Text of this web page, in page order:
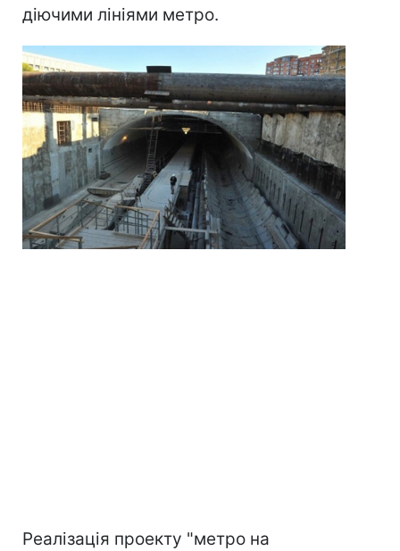
діючими лініями метро.
Реалізація проекту "метро на